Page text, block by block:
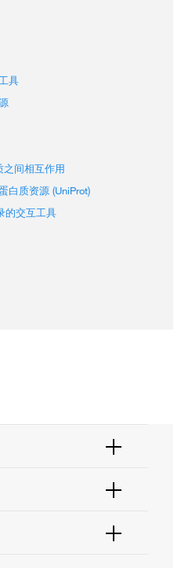
具
间相互作用
白质资源 (UniProt)
的交互工具